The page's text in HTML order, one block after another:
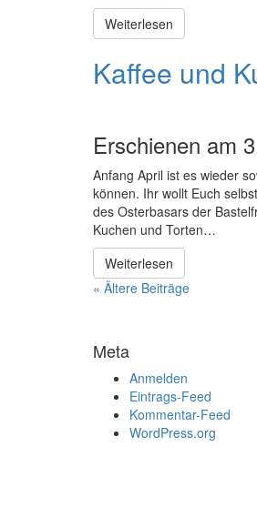
Weiterlesen
Kaffee und
Erschienen am
Anfang April ist es wieder
können. Ihr wollt Euch
des Osterbasars der
Kuchen und Torten…
Weiterlesen
« Ältere Beiträge
Meta
Anmelden
Eintrags-Feed
Kommentar-Feed
WordPress.org